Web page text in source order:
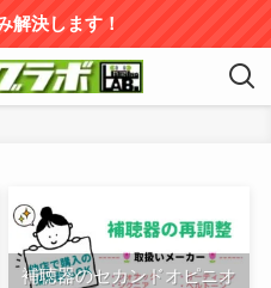
解決します！
補聴器のセカンドオピニオ